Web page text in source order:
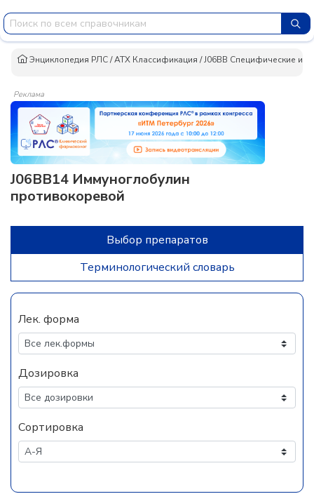
Энциклопедия РЛС/АТХ Классификация /J06BB Специфические
Реклама
J06BB14 Иммуноглобулин
противокоревой
Выбор препаратов
Терминологический словарь
Лек. форма
Дозировка
Сортировка